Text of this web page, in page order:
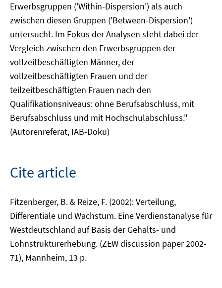
Erwerbsgruppen ('Within-Dispersion') als auch
zwischen diesen Gruppen ('Between-Dispersion')
untersucht. Im Fokus der Analysen steht dabei der
Vergleich zwischen den Erwerbsgruppen der
vollzeitbeschäftigten Männer, der
vollzeitbeschäftigten Frauen und der
teilzeitbeschäftigten Frauen nach den
Qualifikationsniveaus: ohne Berufsabschluss, mit
Berufsabschluss und mit Hochschulabschluss."
(Autorenreferat, IAB-Doku)
Cite article
Fitzenberger, B. & Reize, F. (2002): Verteilung,
Differentiale und Wachstum. Eine Verdienstanalyse für
Westdeutschland auf Basis der Gehalts- und
Lohnstrukturerhebung. (ZEW discussion paper 2002-
71), Mannheim, 13 p.